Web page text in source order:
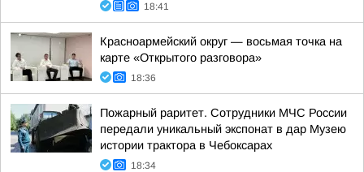
18:41
Красноармейский округ — восьмая точка на
карте «Открытого разговора»
18:36
Пожарный раритет. Сотрудники МЧС России
передали уникальный экспонат в дар Музею
истории трактора в Чебоксарах
18:34